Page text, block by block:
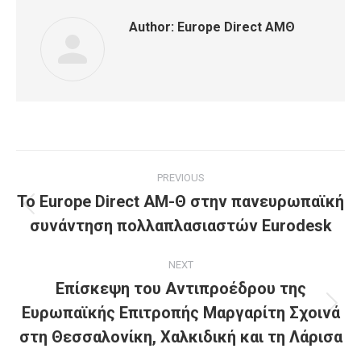
Author: Europe Direct ΑΜΘ
navigation
PREVIOUS
Previous
post:
To Europe Direct ΑΜ-Θ στην πανευρωπαϊκή
συνάντηση πολλαπλασιαστών Eurodesk
NEXT
Next
post:
Επίσκεψη του Αντιπροέδρου της
Ευρωπαϊκής Επιτροπής Μαργαρίτη Σχοινά
στη Θεσσαλονίκη, Χαλκιδική και τη Λάρισα